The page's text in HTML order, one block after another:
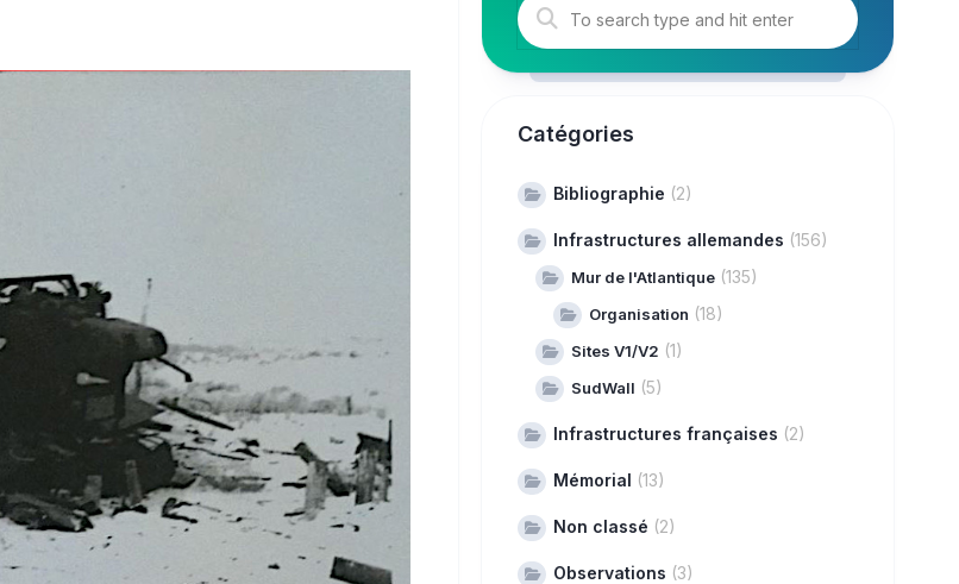
Catégories
Bibliographie (2)
Infrastructures allemandes (156)
Mur de l'Atlantique(135)
Organisation (18)
Sites V1/V2 (1)
SudWall (5)
Infrastructures françaises (2)
Mémorial (13)
Non classé (2)
Observations (3)